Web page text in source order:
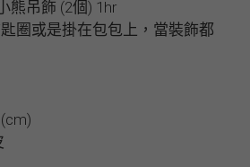
熊吊飾 (2個) 1hr
圈或是掛在包包上，當裝飾都